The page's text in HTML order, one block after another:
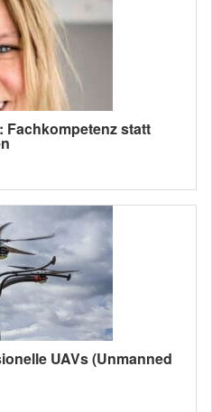
statt
UAVs (Unmanned